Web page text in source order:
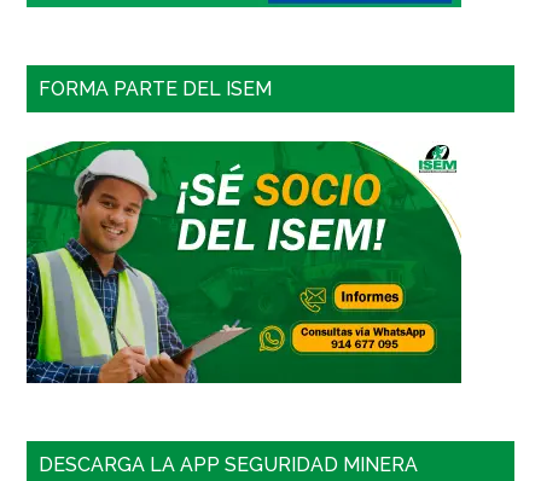
FORMA PARTE DEL ISEM
DESCARGA LA APP SEGURIDAD MINERA